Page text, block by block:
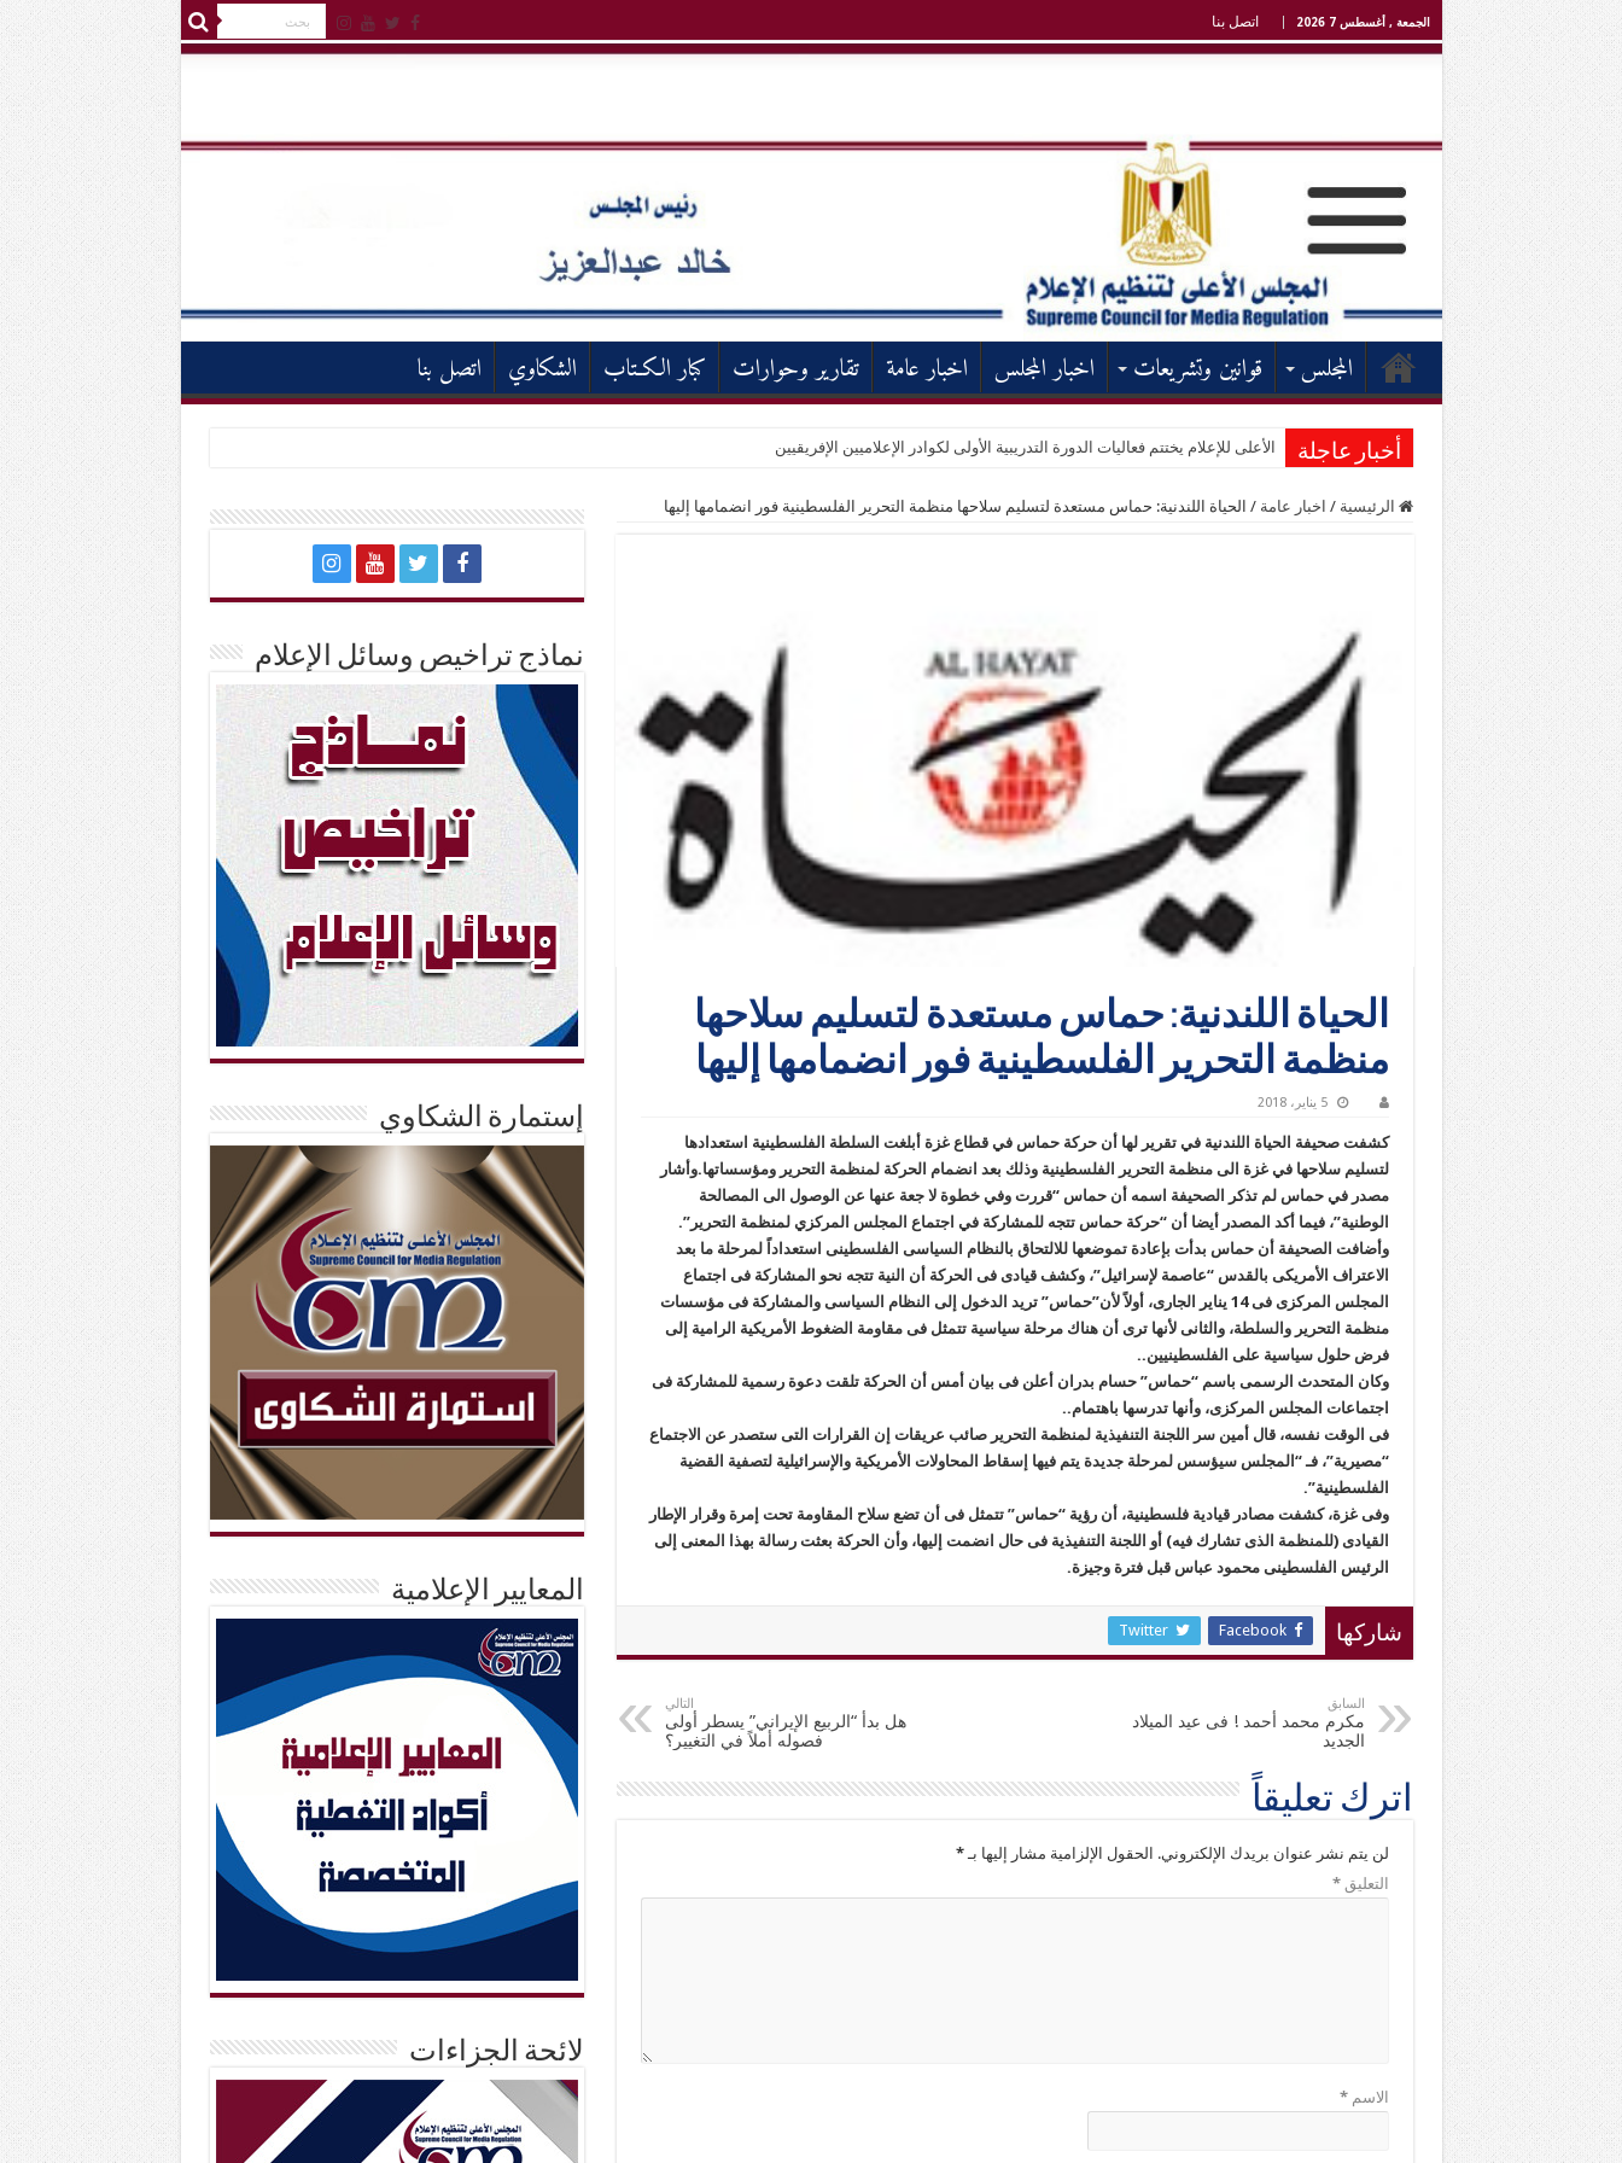
الجمعة , أغسطس 7 2026 اتصل بنا
المجلس قوانين وتشريعات اخبار المجلس اخبار عامة تقارير وحوارات كبار الكـتاب الشكاوي اتصل بنا
أخبار عاجلة الأعلى للإعلام يختتم فعاليات الدورة التدريبية الأولى لكوادر الإعلاميين الإفريقيين
الرئيسية / اخبار عامة / الحياة اللندنية: حماس مستعدة لتسليم سلاحها منظمة التحرير الفلسطينية فور انضمامها إليها
الحياة اللندنية: حماس مستعدة لتسليم سلاحها
منظمة التحرير الفلسطينية فور انضمامها إليها
5 يناير، 2018
كشفت صحيفة الحياة اللندنية في تقرير لها أن حركة حماس في قطاع غزة أبلغت السلطة الفلسطينية استعدادها
لتسليم سلاحها في غزة الى منظمة التحرير الفلسطينية وذلك بعد انضمام الحركة لمنظمة التحرير ومؤسساتها.وأشار
مصدر في حماس لم تذكر الصحيفة اسمه أن حماس “قررت وفي خطوة لا جعة عنها عن الوصول الى المصالحة
الوطنية”، فيما أكد المصدر أيضا أن “حركة حماس تتجه للمشاركة في اجتماع المجلس المركزي لمنظمة التحرير”.
وأضافت الصحيفة أن حماس بدأت بإعادة تموضعها للالتحاق بالنظام السياسى الفلسطينى استعداداً لمرحلة ما بعد
الاعتراف الأمريكى بالقدس “عاصمة لإسرائيل”، وكشف قيادى فى الحركة أن النية تتجه نحو المشاركة فى اجتماع
المجلس المركزى فى 14 يناير الجارى، أولاً لأن”حماس” تريد الدخول إلى النظام السياسى والمشاركة فى مؤسسات
منظمة التحرير والسلطة، والثانى لأنها ترى أن هناك مرحلة سياسية تتمثل فى مقاومة الضغوط الأمريكية الرامية إلى
فرض حلول سياسية على الفلسطينيين..
وكان المتحدث الرسمى باسم “حماس” حسام بدران أعلن فى بيان أمس أن الحركة تلقت دعوة رسمية للمشاركة فى
اجتماعات المجلس المركزى، وأنها تدرسها باهتمام..
فى الوقت نفسه، قال أمين سر اللجنة التنفيذية لمنظمة التحرير صائب عريقات إن القرارات التى ستصدر عن الاجتماع
“مصيرية”، فـ “المجلس سيؤسس لمرحلة جديدة يتم فيها إسقاط المحاولات الأمريكية والإسرائيلية لتصفية القضية
الفلسطينية”.
وفى غزة، كشفت مصادر قيادية فلسطينية، أن رؤية “حماس” تتمثل فى أن تضع سلاح المقاومة تحت إمرة وقرار الإطار
القيادى (للمنظمة الذى تشارك فيه) أو اللجنة التنفيذية فى حال انضمت إليها، وأن الحركة بعثت رسالة بهذا المعنى إلى
الرئيس الفلسطينى محمود عباس قبل فترة وجيزة.
شاركها Facebook
Twitter
السابق
مكرم محمد أحمد ! فى عيد الميلاد
الجديد
التالي
هل بدأ “الربيع الإيراني” يسطر أولى
فصوله أملاً في التغيير؟
اترك تعليقاً
لن يتم نشر عنوان بريدك الإلكتروني. الحقول الإلزامية مشار إليها بـ*
التعليق*
الاسم*
نماذج تراخيص وسائل الإعلام
إستمارة الشكاوي
المعايير الإعلامية
لائحة الجزاءات